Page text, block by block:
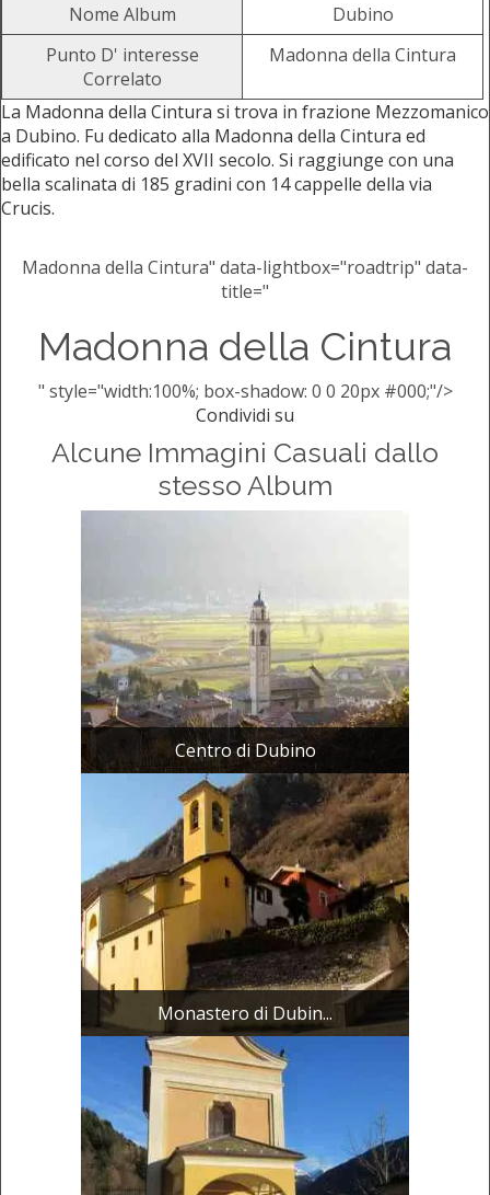
Nome Album
Dubino
Punto D' interesse
Correlato
Madonna della Cintura
La Madonna della Cintura si trova in frazione Mezzomanico
a Dubino. Fu dedicato alla Madonna della Cintura ed
edificato nel corso del XVII secolo. Si raggiunge con una
bella scalinata di 185 gradini con 14 cappelle della via
Crucis.
Madonna della Cintura" data-lightbox="roadtrip" data-
title="
Madonna della Cintura
" style="width:100%; box-shadow: 0 0 20px #000;"/>
Condividi su
Alcune Immagini Casuali dallo
stesso Album
Centro di Dubino
Monastero di Dubin...